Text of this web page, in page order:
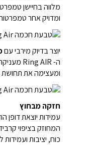
מלווה בחיישן
ומדויק אחר
יוצר בדיוק מירבי עם
ה- Ring AIR מעניקה רמת נוחות שאין דומה לה,
ומעצימה את
חזקה מבחוץ
עמידות יוצאת דופן
המחוזק בציפוי
כוח, יציבות